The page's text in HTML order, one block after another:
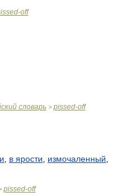
off
словарь > pissed-off
в ярости измочаленный
pissed-off